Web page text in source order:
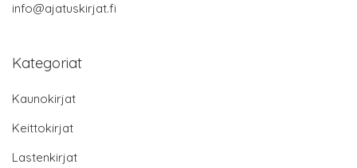
info@ajatuskirjat.fi
Kategoriat
Kaunokirjat
Keittokirjat
Lastenkirjat